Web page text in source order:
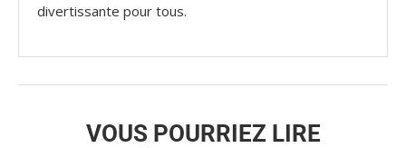
divertissante pour tous.
VOUS POURRIEZ LIRE